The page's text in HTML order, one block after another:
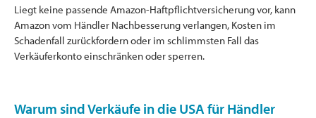
Liegt keine passende Amazon-Haftpflichtversicherung vor, kann
Amazon vom Händler Nachbesserung verlangen, Kosten im
Schadenfall zurückfordern oder im schlimmsten Fall das
Verkäuferkonto einschränken oder sperren.
Warum sind Verkäufe in die USA für Händler